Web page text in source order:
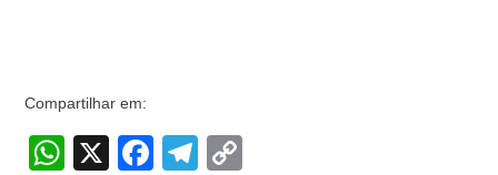
Compartilhar em:
W
X
F
T